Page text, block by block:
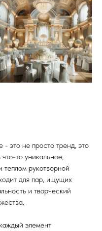
это не просто тренд, это
то уникальное,
рукотворной
для пар, ищущих
и творческий
элемент